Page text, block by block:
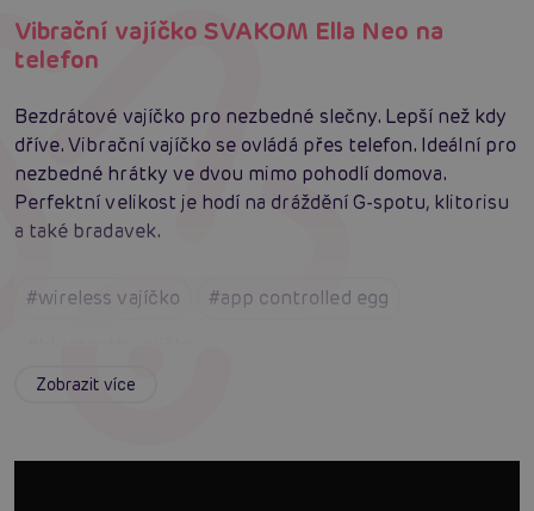
Vibrační vajíčko SVAKOM Ella Neo na
telefon
Bezdrátové vajíčko pro nezbedné slečny. Lepší než kdy
dříve. Vibrační vajíčko se ovládá přes telefon. Ideální pro
nezbedné hrátky ve dvou mimo pohodlí domova.
Perfektní velikost je hodí na dráždění G-spotu, klitorisu
a také bradavek.
#wireless vajíčko
#app controlled egg
Zobrazit více